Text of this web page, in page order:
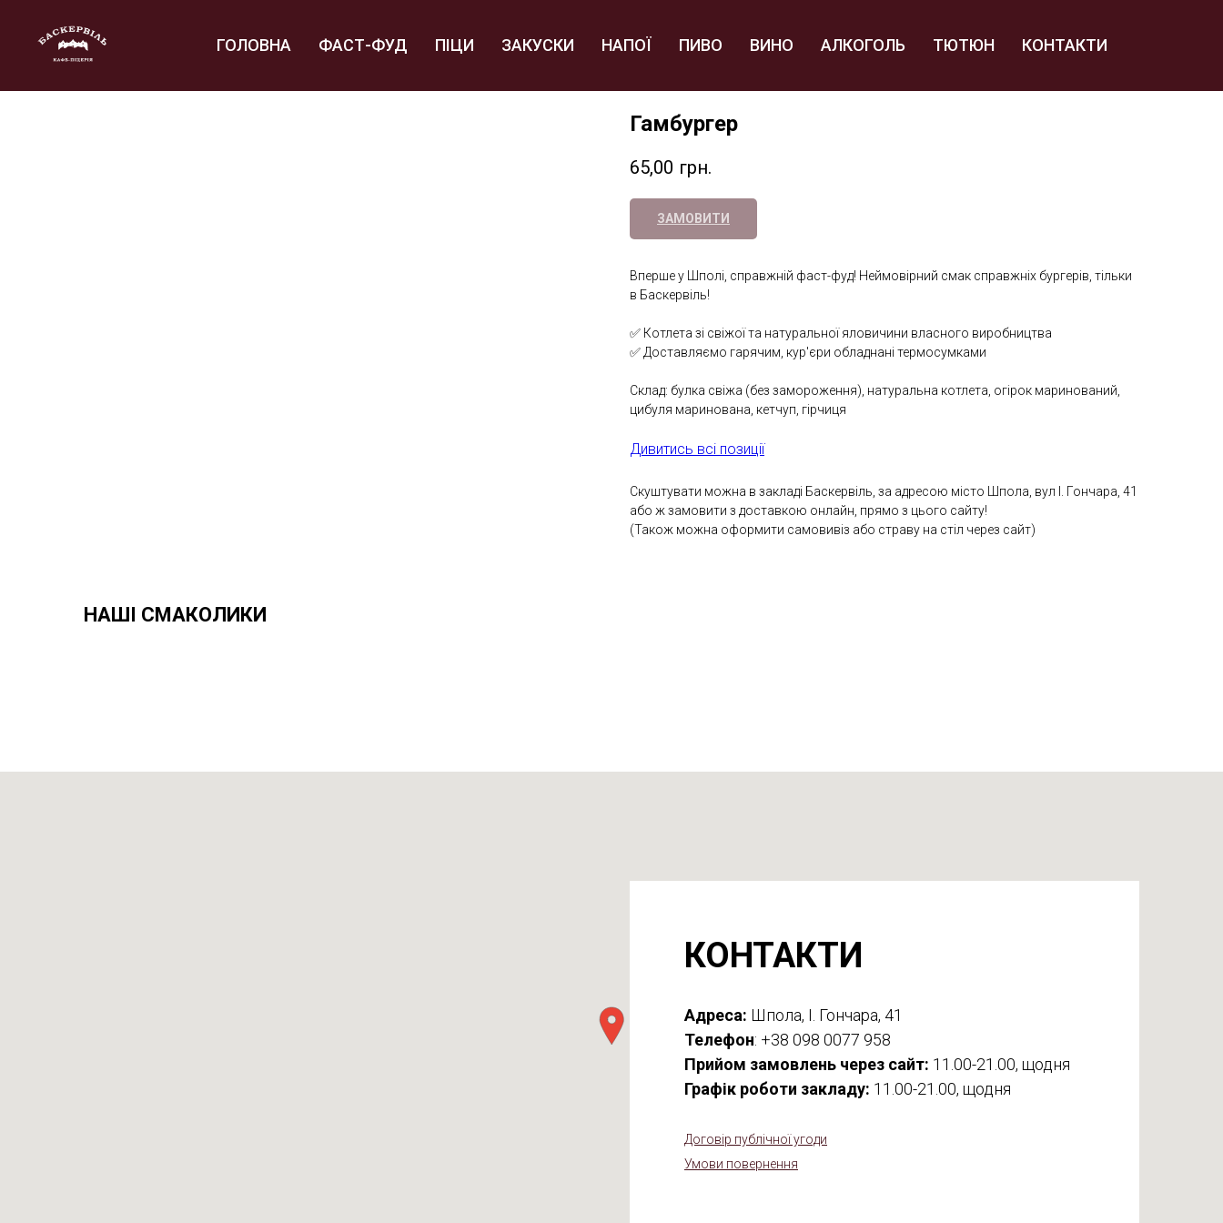
ГОЛОВНА ФАСТ-ФУД ПІЦИ ЗАКУСКИ НАПОЇ ПИВО ВИНО АЛКОГОЛЬ ТЮТЮН КОНТАКТИ
Гамбургер
65,00 грн.
ЗАМОВИТИ
Вперше у Шполі, справжній фаст-фуд! Неймовірний смак справжніх бургерів, тільки
в Баскервіль!
✅ Котлета зі свіжої та натуральної яловичини власного виробництва
✅ Доставляємо гарячим, кур'єри обладнані термосумками
Склад: булка свіжа (без замороження), натуральна котлета, огірок маринований,
цибуля маринована, кетчуп, гірчиця
Дивитись всі позиції
Cкуштувати можна в закладі Баскервіль, за адресою місто Шпола, вул І. Гончара, 41
або ж замовити з доставкою онлайн, прямо з цього сайту!
(Також можна оформити самовивіз або страву на стіл через сайт)
НАШІ СМАКОЛИКИ
КОНТАКТИ
Адреса: Шпола, І. Гончара, 41
Телефон: +38 098 0077 958
Прийом замовлень через сайт: 11.00-21.00, щодня
Графік роботи закладу: 11.00-21.00, щодня
Договір публічної угоди
Умови повернення